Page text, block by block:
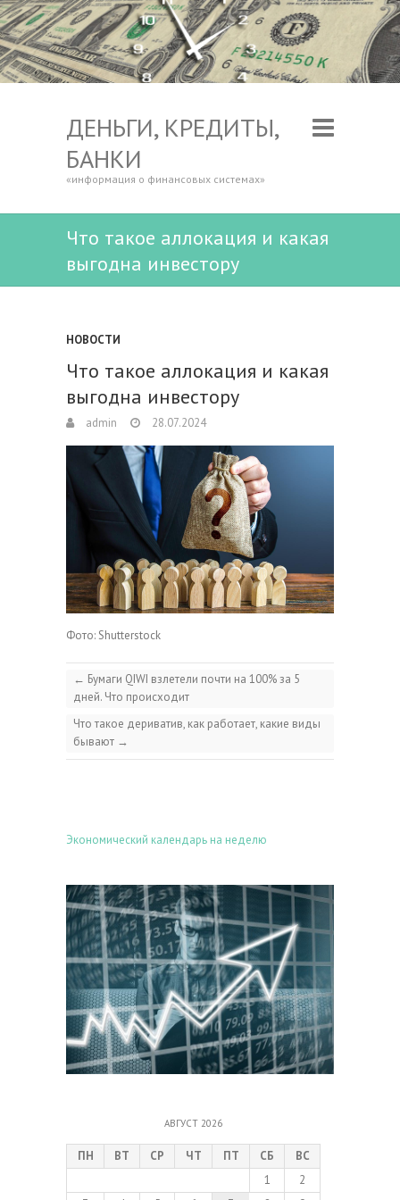
ДЕНЬГИ, КРЕДИТЫ,
БАНКИ
«информация о финансовых системах»
Что такое аллокация и какая
выгодна инвестору
НОВОСТИ
Что такое аллокация и какая
выгодна инвестору
admin 28.07.2024
Фото: Shutterstock
← Бумаги QIWI взлетели почти на 100% за 5
дней. Что происходит
Что такое дериватив, как работает, какие виды
бывают →
Экономический календарь на неделю
АВГУСТ 2026
ПН ВТ СР ЧТ ПТ СБ
ВС
1
2